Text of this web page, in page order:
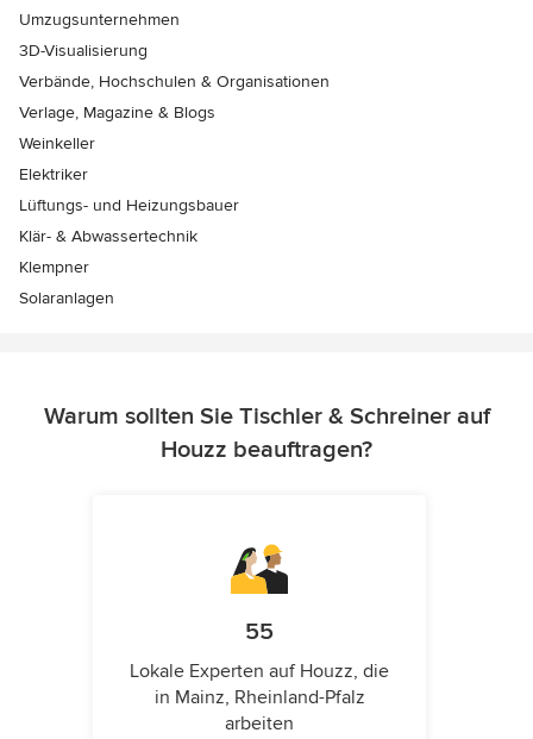
Umzugsunternehmen
3D-Visualisierung
Verbände, Hochschulen & Organisationen
Verlage, Magazine & Blogs
Weinkeller
Elektriker
Lüftungs- und Heizungsbauer
Klär- & Abwassertechnik
Klempner
Solaranlagen
Warum sollten Sie Tischler & Schreiner auf
Houzz beauftragen?
55
Lokale Experten auf Houzz, die
in Mainz, Rheinland-Pfalz
arbeiten